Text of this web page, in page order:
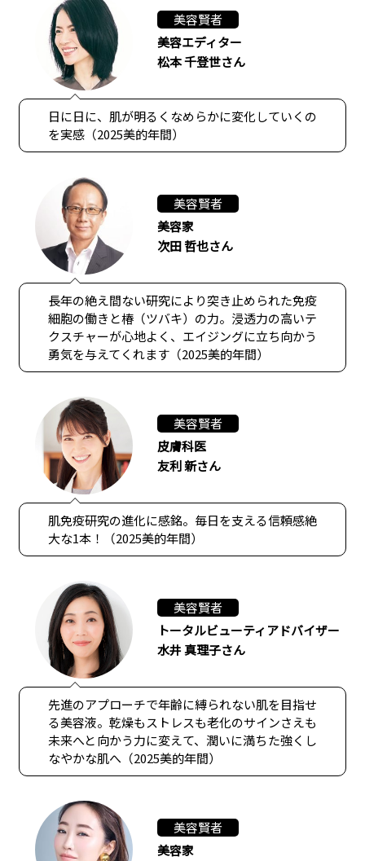
美容賢者
美容エディター
松本 千登世さん
日に日に、肌が明るくなめらかに変化していくの
を実感（2025美的年間）
美容賢者
美容家
次田 哲也さん
長年の絶え間ない研究により突き止められた免疫
細胞の働きと椿（ツバキ）の力。浸透力の高いテ
クスチャーが心地よく、エイジングに立ち向かう
勇気を与えてくれます（2025美的年間）
美容賢者
皮膚科医
友利 新さん
肌免疫研究の進化に感銘。毎日を支える信頼感絶
大な1本！（2025美的年間）
美容賢者
トータルビューティアドバイザー
水井 真理子さん
先進のアプローチで年齢に縛られない肌を目指せ
る美容液。乾燥もストレスも老化のサインさえも
未来へと向かう力に変えて、潤いに満ちた強くし
なやかな肌へ（2025美的年間）
美容賢者
美容家